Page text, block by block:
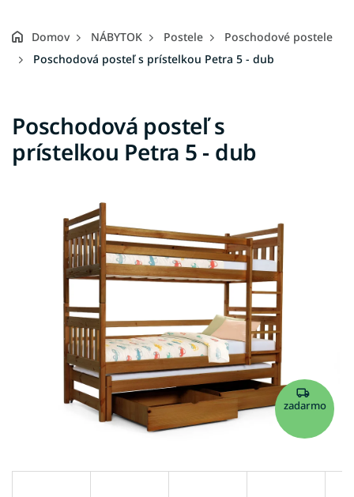
Domov NÁBYTOK Postele
Poschodové postele
Poschodová posteľ s prístelkou Petra 5 - dub
Poschodová posteľ s
prístelkou Petra 5 - dub
zadarmo